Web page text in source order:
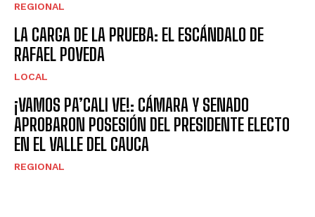
REGIONAL
LA CARGA DE LA PRUEBA: EL ESCÁNDALO DE
RAFAEL POVEDA
LOCAL
¡VAMOS PA’CALI VE!: CÁMARA Y SENADO
APROBARON POSESIÓN DEL PRESIDENTE ELECTO
EN EL VALLE DEL CAUCA
REGIONAL